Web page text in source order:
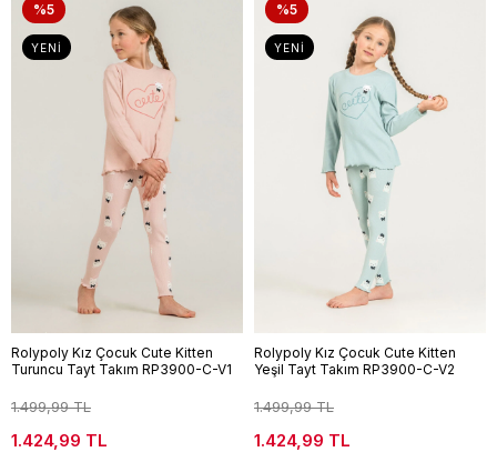
%5
YENI
Rolypoly Kız Çocuk Cute Kitten
Turuncu Tayt Takım RP3900-C-V1
1.499,99 TL
1.424,99 TL
%5
YENI
Rolypoly Kız Çocuk Cute Kitten
Yeşil Tayt Takım RP3900-C-V2
1.499,99 TL
1.424,99 TL